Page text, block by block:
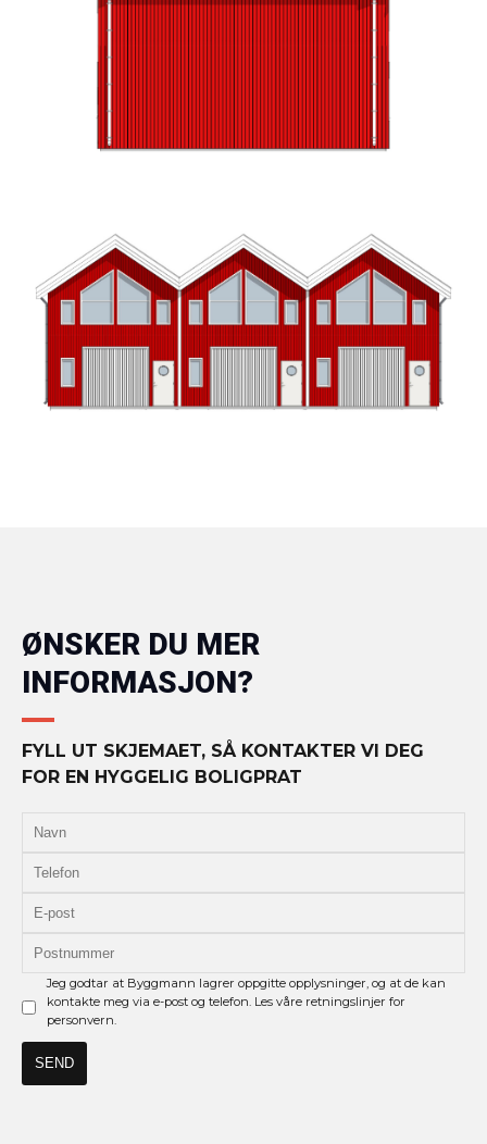
ØNSKER DU MER
INFORMASJON?
FYLL UT SKJEMAET, SÅ KONTAKTER VI DEG
FOR EN HYGGELIG BOLIGPRAT
Jeg godtar at Byggmann lagrer oppgitte opplysninger, og at de kan
kontakte meg via e-post og telefon. Les våre retningslinjer for
personvern.